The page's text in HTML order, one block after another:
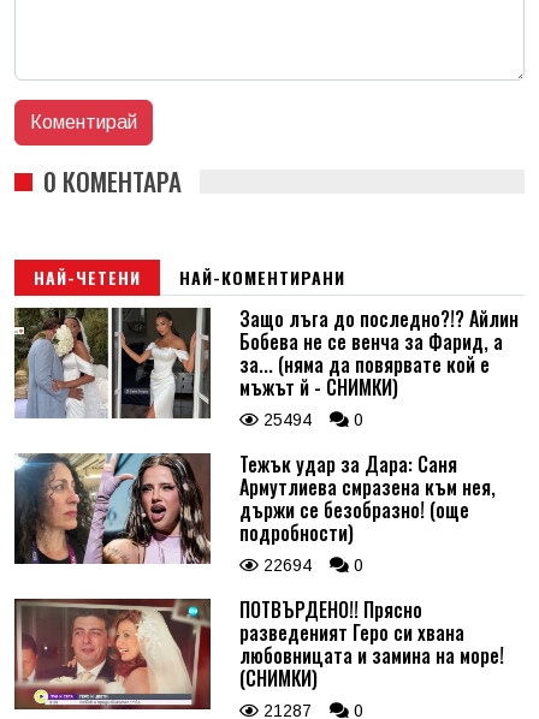
0 КОМЕНТАРА
НАЙ-ЧЕТЕНИ НАЙ-КОМЕНТИРАНИ
Защо лъга до последно?!? Айлин
Бобева не се венча за Фарид, а
за... (няма да повярвате кой е
мъжът й - СНИМКИ)
25494 0
Тежък удар за Дара: Саня
Армутлиева смразена към нея,
държи се безобразно! (още
подробности)
22694 0
ПОТВЪРДЕНО!! Прясно
разведеният Геро си хвана
любовницата и замина на море!
(СНИМКИ)
21287 0